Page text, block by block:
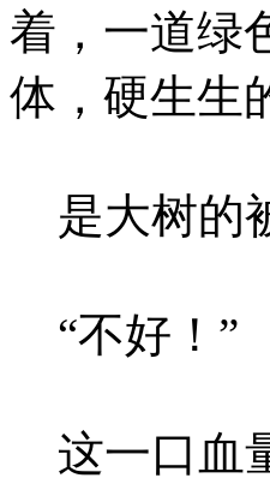
着，一道绿
体，硬生生
是大树的
“不好！”
这一口血